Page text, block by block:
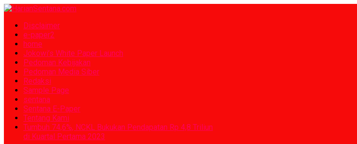
Disclaimer
e-paper2
home
Jokowi’s White Paper Launch
Pedoman Kebijakan
Pedoman Media Siber
Redaksi
Sample Page
sentana
Sentana E-Paper
Tentang Kami
Tumbuh 74,6%, NCKL Bukukan Pendapatan Rp 4,8 Triliun
di Kuartal Pertama 2023